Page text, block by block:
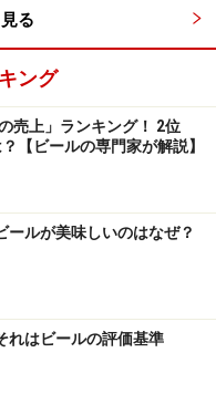
ためにワイングラスで
ずはしっかりとしたベ
香り、渋みのようなも
は7％と低くは無いの
イとまではいきませ
す。深みのある、独特
なビールでした。グラ
つついただくのもい
、余すところなくじっ
る
ング
売上」ランキング！ 2位
【ビールの専門家が解説】
ールが美味しいのはなぜ？
れはビールの評価基準